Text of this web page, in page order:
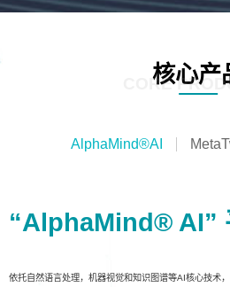
核心产
CORE
AlphaMind®AI
“AlphaMind® AI”
依托自然语言处理，机器视觉和知识图谱等AI核心技术